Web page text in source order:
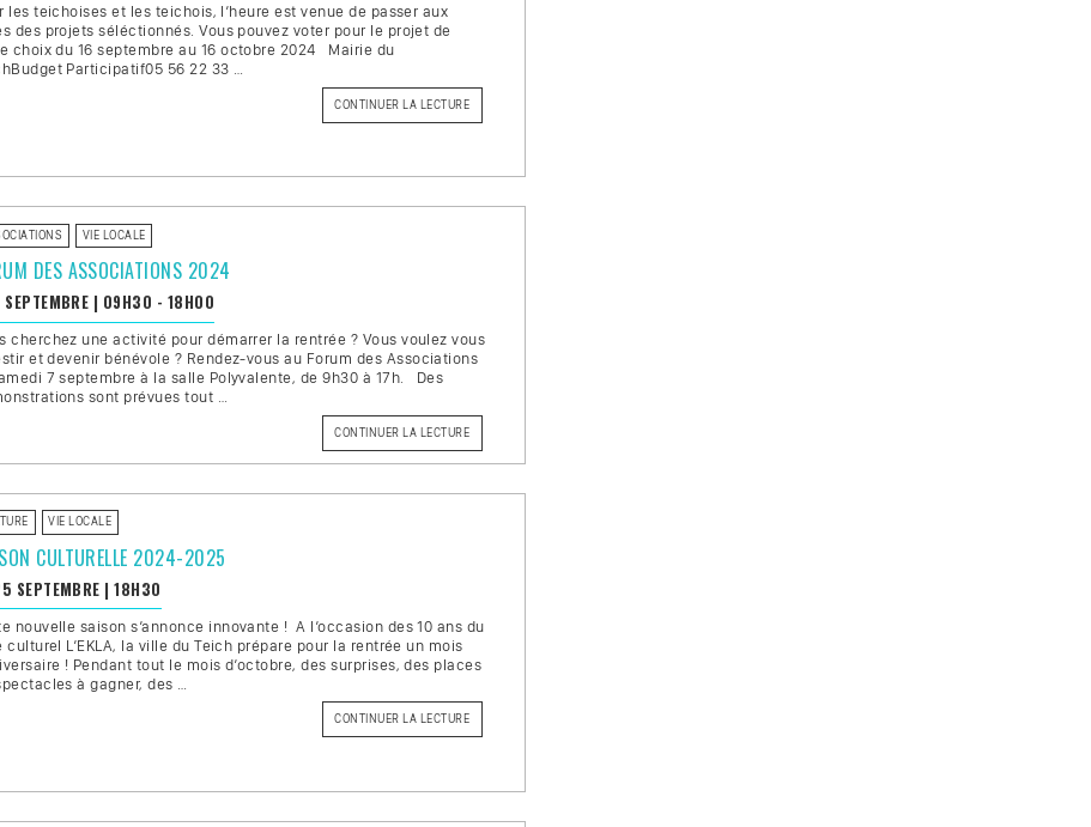
les teichoises et les teichois, l’heure est venue de passer aux
des projets séléctionnés. Vous pouvez voter pour le projet de
choix du 16 septembre au 16 octobre 2024 Mairie du
Participatif05 56 22 33 …
CONTINUER LA LECTURE
« BUDGET
LE
EST
VIE LOCALE
DES ASSOCIATIONS 2024
SEPTEMBRE | 09H30 - 18H00
cherchez une activité pour démarrer la rentrée ? Vous voulez vous
et devenir bénévole ? Rendez-vous au Forum des Associations
7 septembre à la salle Polyvalente, de 9h30 à 17h. Des
sont prévues tout …
CONTINUER LA LECTURE
« FORUM
DES
2024 »
VIE LOCALE
CULTURELLE 2024-2025
SEPTEMBRE |18H30
nouvelle saison s’annonce innovante ! A l’occasion des 10 ans du
culturel L’EKLA, la ville du Teich prépare pour la rentrée un mois
! Pendant tout le mois d’octobre, des surprises, des places
à gagner, des …
CONTINUER LA LECTURE
« SAISON